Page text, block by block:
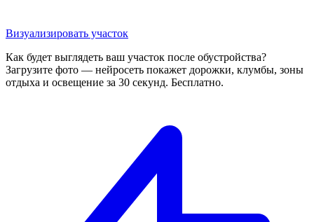
Визуализировать участок
Как будет выглядеть ваш участок после обустройства?
Загрузите фото — нейросеть покажет дорожки, клумбы, зоны
отдыха и освещение за 30 секунд. Бесплатно.